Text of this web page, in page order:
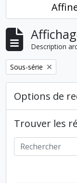
Description
Remove filter:
Sous-série
Options de
Trouver les